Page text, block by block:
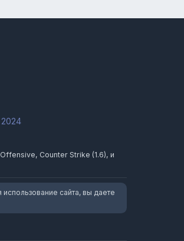
Counter Strike (1.6), и
сайта, вы даете